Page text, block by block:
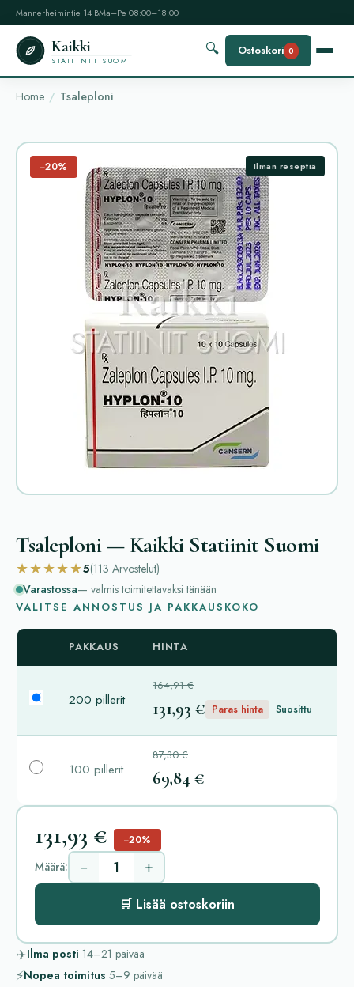
Mannerheimintie 14 BMa–Pe 08:00–18:00
Kaikki
STATIINIT SUOMI
🔍 Ostoskori 0
Home Tsaleploni
−20% Ilman reseptiä
Tsaleploni — Kaikki Statiinit Suomi
★★★★★5(113 Arvostelut)
Varastossa— valmis toimitettavaksi tänään
VALITSE ANNOSTUS JA PAKKAUSKOKO
PAKKAUS HINTA
200 pillerit
164,91 €
131,93 € Paras hinta Suosittu
100 pillerit
87,30 €
69,84 €
131,93 € −20%
Määrä: − +
🛒 Lisää ostoskoriin
✈️Ilma posti 14–21 päivää
⚡Nopea toimitus 5–9 päivää